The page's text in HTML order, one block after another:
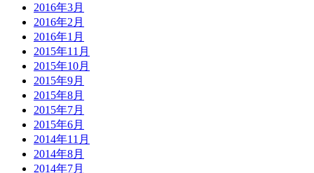
2016年3月
2016年2月
2016年1月
2015年11月
2015年10月
2015年9月
2015年8月
2015年7月
2015年6月
2014年11月
2014年8月
2014年7月